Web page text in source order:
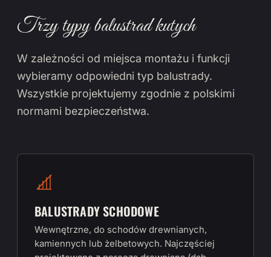
Trzy typy balustrad kutych
W zależności od miejsca montażu i funkcji
wybieramy odpowiedni typ balustrady.
Wszystkie projektujemy zgodnie z polskimi
normami bezpieczeństwa.
BALUSTRADY SCHODOWE
Wewnętrzne, do schodów drewnianych,
kamiennych lub żelbetowych. Najczęściej